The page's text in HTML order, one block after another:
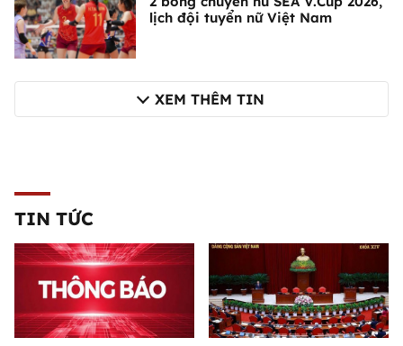
lịch đội tuyển nữ Việt Nam
XEM THÊM TIN
TIN TỨC